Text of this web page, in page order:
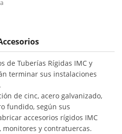
de Tuberías Rígidas IMC y
terminar sus instalaciones
de cinc, acero galvanizado,
fundido, según sus
accesorios rígidos IMC
monitores y contratuercas.